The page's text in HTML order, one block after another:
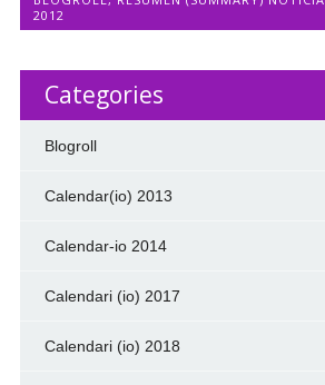
2012
Categories
Blogroll
Calendar(io) 2013
Calendar-io 2014
Calendari (io) 2017
Calendari (io) 2018